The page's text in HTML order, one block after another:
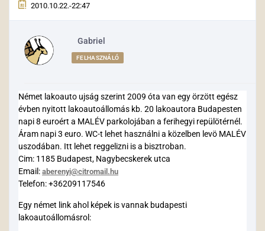
2010.10.22.-22:47
Gabriel
FELHASZNÁLÓ
Német lakoauto ujság szerint 2009 óta van egy örzött egész
évben nyitott lakoautoállomás kb. 20 lakoautora Budapesten
napi 8 euroért a MALÉV parkolojában a ferihegyi repülötérnél.
Áram napi 3 euro. WC-t lehet használni a közelben levö MALÉV
uszodában. Itt lehet reggelizni is a bisztroban.
Cim: 1185 Budapest, Nagybecskerek utca
Email: aberenyi@citromail.hu
Telefon: +36209117546
Egy német link ahol képek is vannak budapesti
lakoautoállomásrol: